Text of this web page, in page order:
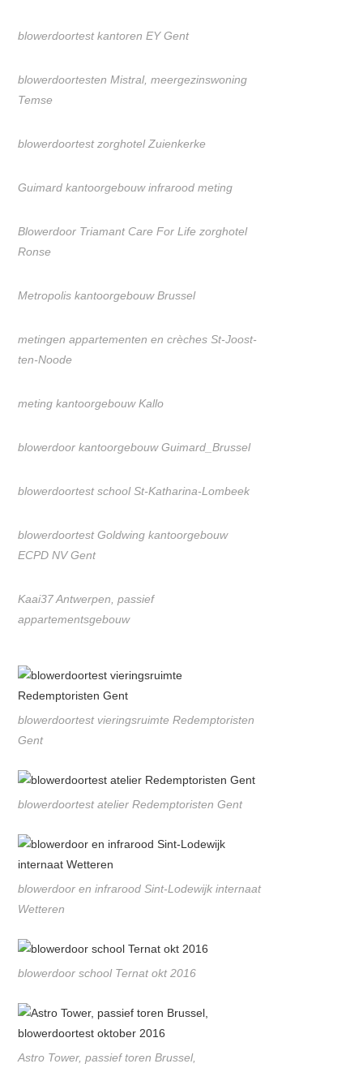
blowerdoortest kantoren EY Gent
blowerdoortesten Mistral, meergezinswoning
Temse
blowerdoortest zorghotel Zuienkerke
Guimard kantoorgebouw infrarood meting
Blowerdoor Triamant Care For Life zorghotel
Ronse
Metropolis kantoorgebouw Brussel
metingen appartementen en crèches St-Joost-
ten-Noode
meting kantoorgebouw Kallo
blowerdoor kantoorgebouw Guimard_Brussel
blowerdoortest school St-Katharina-Lombeek
blowerdoortest Goldwing kantoorgebouw
ECPD NV Gent
Kaai37 Antwerpen, passief
appartementsgebouw
blowerdoortest vieringsruimte Redemptoristen
Gent
blowerdoortest atelier Redemptoristen Gent
blowerdoor en infrarood Sint-Lodewijk internaat
Wetteren
blowerdoor school Ternat okt 2016
Astro Tower, passief toren Brussel,